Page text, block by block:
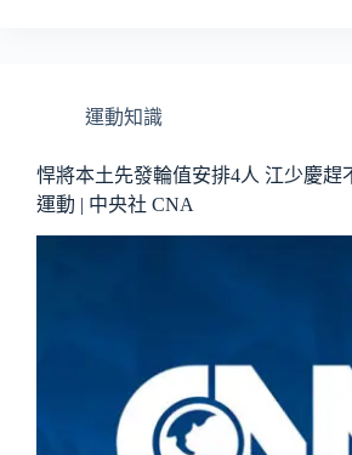
運動知識
悍將本土先發輪值安排4人 江少慶趕
運動 | 中央社 CNA